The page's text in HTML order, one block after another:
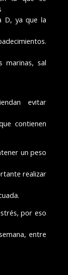
D, ya que la
marinas, sal
evitar
contienen
un peso
realizar
por eso
entre